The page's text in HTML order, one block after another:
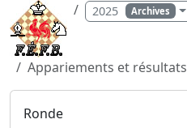
2025 Archives
Appariements et résultats
Ronde